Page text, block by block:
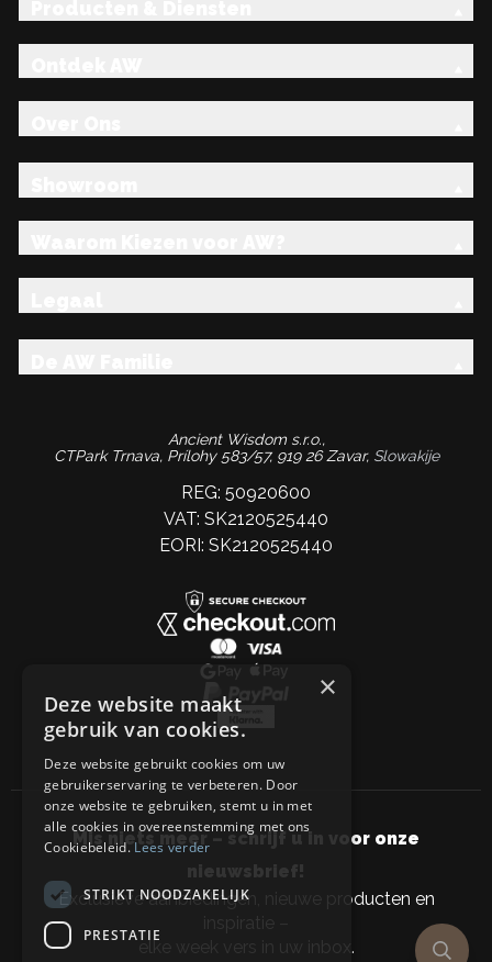
Ancient Wisdom s.r.o.,
CTPark Trnava, Prílohy 583/57, 919 26 Zavar, Slowakije
REG: 50920600
VAT: SK2120525440
EORI: SK2120525440
Mis niets meer – schrijf u in voor onze
nieuwsbrief!
Exclusieve aanbiedingen, nieuwe producten en
inspiratie –
elke week vers in uw inbox.
×
Deze website maakt
gebruik van cookies.
Deze website gebruikt cookies om uw
gebruikerservaring te verbeteren. Door
onze website te gebruiken, stemt u in met
alle cookies in overeenstemming met ons
Cookiebeleid.Lees verder
STRIKT NOODZAKELIJK
PRESTATIE